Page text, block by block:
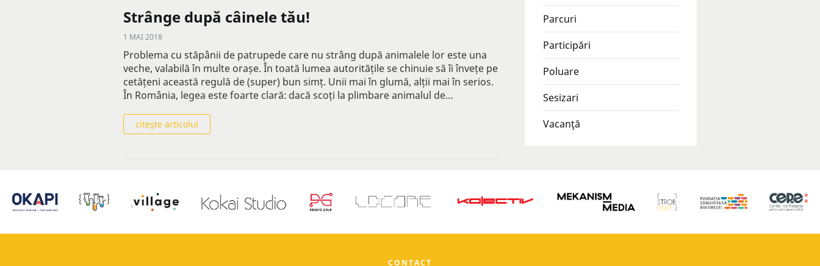
Strânge după câinele tău!
1 MAI 2018
Problema cu stăpânii de patrupede care nu strâng după animalele lor este una
veche, valabilă în multe orașe. În toată lumea autoritățile se chinuie să îi învețe pe
cetățeni această regulă de (super) bun simț. Unii mai în glumă, alții mai în serios.
În România, legea este foarte clară: dacă scoți la plimbare animalul de…
citeşte articolul
Parcuri
Participări
Poluare
Sesizari
Vacanţă
CONTACT